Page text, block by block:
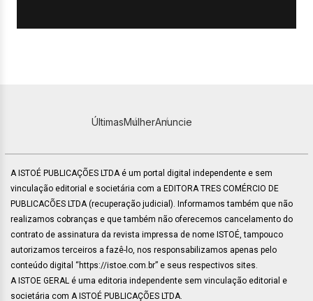
ÚltimasMulherAnuncie
A ISTOÉ PUBLICAÇÕES LTDA é um portal digital independente e sem
vinculação editorial e societária com a EDITORA TRES COMÉRCIO DE
PUBLICACÕES LTDA (recuperação judicial). Informamos também que não
realizamos cobranças e que também não oferecemos cancelamento do
contrato de assinatura da revista impressa de nome ISTOÉ, tampouco
autorizamos terceiros a fazê-lo, nos responsabilizamos apenas pelo
conteúdo digital “https://istoe.com.br” e seus respectivos sites.
A ISTOE GERAL é uma editoria independente sem vinculação editorial e
societária com A ISTOÉ PUBLICAÇÕES LTDA.